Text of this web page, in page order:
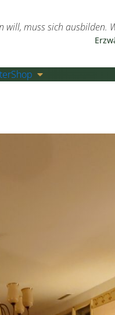
will, muss sich ausbilden.
Shop